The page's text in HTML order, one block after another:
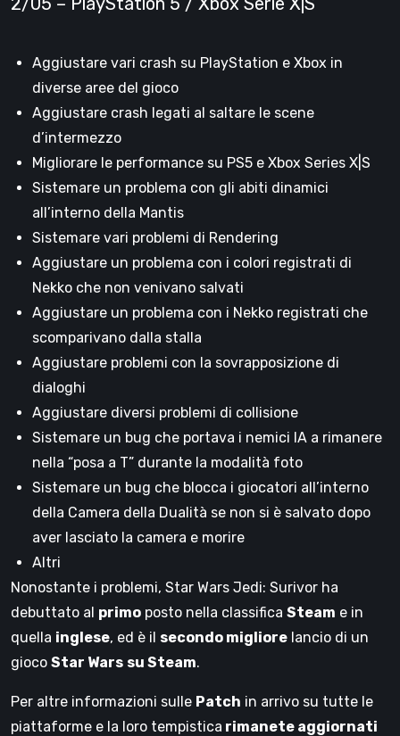
Aggiustare vari crash su PlayStation e Xbox in
diverse aree del gioco
Aggiustare crash legati al saltare le scene
d’intermezzo
Migliorare le performance su PS5 e Xbox Series X|S
Sistemare un problema con gli abiti dinamici
all’interno della Mantis
Sistemare vari problemi di Rendering
Aggiustare un problema con i colori registrati di
Nekko che non venivano salvati
Aggiustare un problema con i Nekko registrati che
scomparivano dalla stalla
Aggiustare problemi con la sovrapposizione di
dialoghi
Aggiustare diversi problemi di collisione
Sistemare un bug che portava i nemici IA a rimanere
nella “posa a T” durante la modalità foto
Sistemare un bug che blocca i giocatori all’interno
della Camera della Dualità se non si è salvato dopo
aver lasciato la camera e morire
Altri
Nonostante i problemi, Star Wars Jedi: Surivor ha
debuttato al primo posto nella classifica Steam e in
quella inglese, ed è il secondo migliore lancio di un
gioco Star Wars su Steam.
Per altre informazioni sulle Patch in arrivo su tutte le
piattaforme e la loro tempistica rimanete aggiornati